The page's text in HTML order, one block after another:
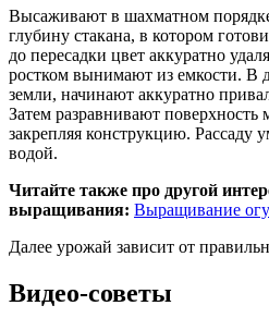
Высаживают в шахматном
глубину стакана, в котором
до пересадки цвет аккуратно
ростком вынимают из емкости. В
земли, начинают аккуратно
Затем разравнивают
закрепляя конструкцию. Рассаду
водой.
Читайте также про другой
выращивания: Выращивание
Далее урожай зависит от
Видео-советы